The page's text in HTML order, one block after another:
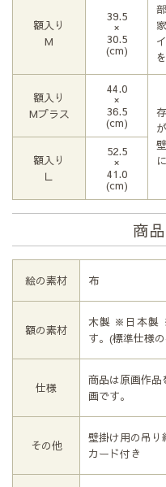
額入り
М
39.5
×
30.5
(cm)
額入り
Мプラス
44.0
×
36.5
(cm)
額入り
Ｌ
52.5
×
41.0
(cm)
商
絵の素材 布
額の素材
木製 ※日本製
す。(標準仕様
仕様
商品は原画作
画です。
その他
壁掛け用の吊り
カード付き